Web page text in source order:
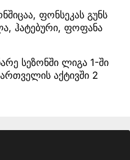
ფონსეკას გუნს
ჰატებური, ფოფანა
სეზონში ლიგა 1-ში
აქტივში 2